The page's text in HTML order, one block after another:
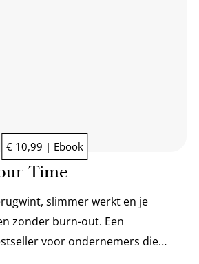
€ 10,99 | Ebook
Time
slimmer werkt en je
zonder burn-out. Een
voor ondernemers die